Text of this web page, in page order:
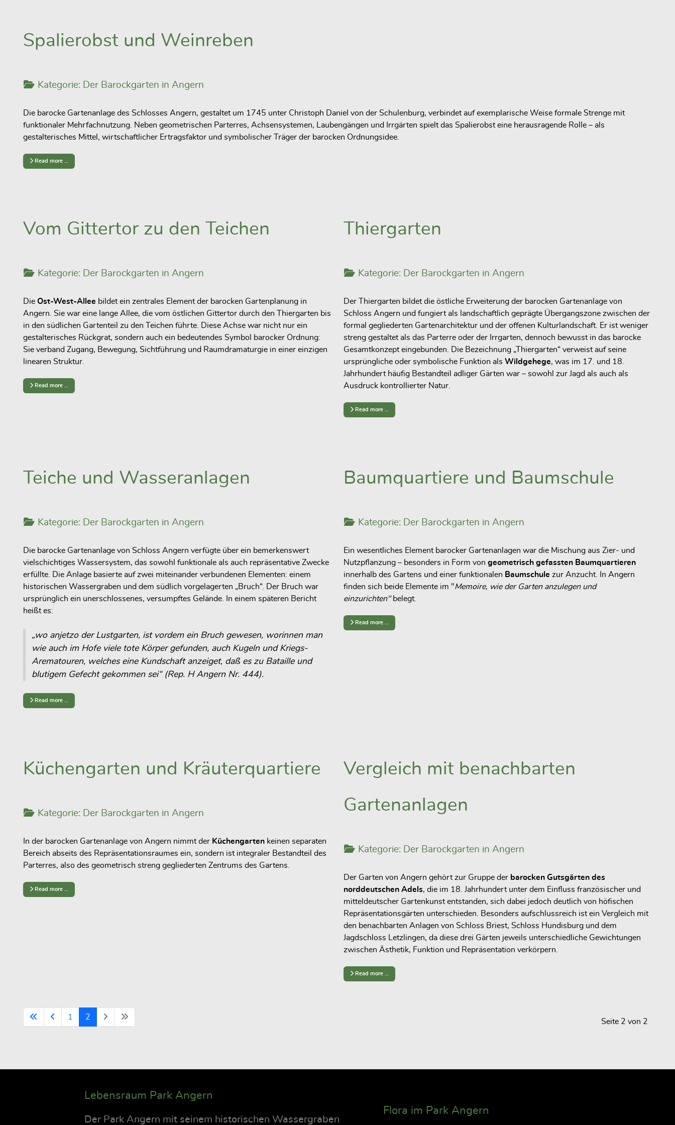
Spalierobst und Weinreben
Kategorie: Der Barockgarten in Angern
Die barocke Gartenanlage des Schlosses Angern, gestaltet um 1745 unter Christoph Daniel von der Schulenburg, verbindet auf exemplarische Weise formale Strenge mit
funktionaler Mehrfachnutzung. Neben geometrischen Parterres, Achsensystemen, Laubengängen und Irrgärten spielt das Spalierobst eine herausragende Rolle – als
gestalterisches Mittel, wirtschaftlicher Ertragsfaktor und symbolischer Träger der barocken Ordnungsidee.
Read more …
Vom Gittertor zu den Teichen
Kategorie: Der Barockgarten in Angern
Die Ost-West-Allee bildet ein zentrales Element der barocken Gartenplanung in
Angern. Sie war eine lange Allee, die vom östlichen Gittertor durch den Thiergarten bis
in den südlichen Gartenteil zu den Teichen führte. Diese Achse war nicht nur ein
gestalterisches Rückgrat, sondern auch ein bedeutendes Symbol barocker Ordnung:
Sie verband Zugang, Bewegung, Sichtführung und Raumdramaturgie in einer einzigen
linearen Struktur.
Read more …
Thiergarten
Kategorie: Der Barockgarten in Angern
Der Thiergarten bildet die östliche Erweiterung der barocken Gartenanlage von
Schloss Angern und fungiert als landschaftlich geprägte Übergangszone zwischen der
formal gegliederten Gartenarchitektur und der offenen Kulturlandschaft. Er ist weniger
streng gestaltet als das Parterre oder der Irrgarten, dennoch bewusst in das barocke
Gesamtkonzept eingebunden. Die Bezeichnung „Thiergarten“ verweist auf seine
ursprüngliche oder symbolische Funktion als Wildgehege, was im 17. und 18.
Jahrhundert häufig Bestandteil adliger Gärten war – sowohl zur Jagd als auch als
Ausdruck kontrollierter Natur.
Read more …
Teiche und Wasseranlagen
Kategorie: Der Barockgarten in Angern
Die barocke Gartenanlage von Schloss Angern verfügte über ein bemerkenswert
vielschichtiges Wassersystem, das sowohl funktionale als auch repräsentative Zwecke
erfüllte. Die Anlage basierte auf zwei miteinander verbundenen Elementen: einem
historischen Wassergraben und dem südlich vorgelagerten „Bruch“. Der Bruch war
ursprünglich ein unerschlossenes, versumpftes Gelände. In einem späteren Bericht
heißt es:
„wo anjetzo der Lustgarten, ist vordem ein Bruch gewesen, worinnen man
wie auch im Hofe viele tote Körper gefunden, auch Kugeln und Kriegs-
Arematouren, welches eine Kundschaft anzeiget, daß es zu Bataille und
blutigem Gefecht gekommen sei“ (Rep. H Angern Nr. 444).
Read more …
Baumquartiere und Baumschule
Kategorie: Der Barockgarten in Angern
Ein wesentliches Element barocker Gartenanlagen war die Mischung aus Zier- und
Nutzpflanzung – besonders in Form von geometrisch gefassten Baumquartieren
innerhalb des Gartens und einer funktionalen Baumschule zur Anzucht. In Angern
finden sich beide Elemente im "Memoire, wie der Garten anzulegen und
einzurichten"belegt.
Read more …
Küchengarten und Kräuterquartiere
Kategorie: Der Barockgarten in Angern
In der barocken Gartenanlage von Angern nimmt der Küchengarten keinen separaten
Bereich abseits des Repräsentationsraumes ein, sondern ist integraler Bestandteil des
Parterres, also des geometrisch streng gegliederten Zentrums des Gartens.
Read more …
Vergleich mit benachbarten
Gartenanlagen
Kategorie: Der Barockgarten in Angern
Der Garten von Angern gehört zur Gruppe der barocken Gutsgärten des
norddeutschen Adels, die im 18. Jahrhundert unter dem Einfluss französischer und
mitteldeutscher Gartenkunst entstanden, sich dabei jedoch deutlich von höfischen
Repräsentationsgärten unterschieden . Besonders aufschlussreich ist ein Vergleich mit
den benachbarten Anlagen von Schloss Briest, Schloss Hundisburg und dem
Jagdschloss Letzlingen, da diese drei Gärten jeweils unterschiedliche Gewichtungen
zwischen Ästhetik, Funktion und Repräsentation verkörpern.
Read more …
Seite 2 von 2
1 2
Lebensraum Park Angern
Der Park Angern mit seinem historischen Wassergraben
Flora im Park Angern